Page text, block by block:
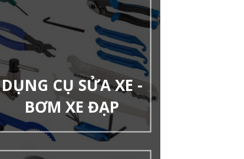
DỤNG CỤ SỬA XE -
BƠM XE ĐẠP